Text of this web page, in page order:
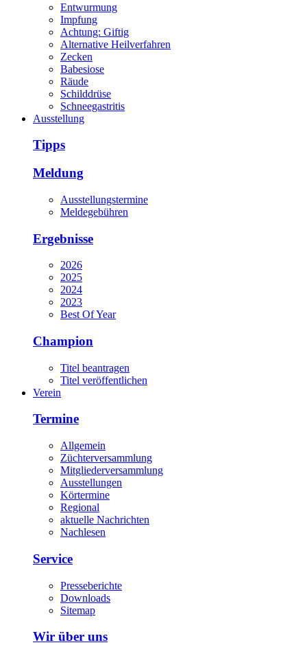
Entwurmung
Impfung
Achtung: Giftig
Alternative Heilverfahren
Zecken
Babesiose
Räude
Schilddrüse
Schneegastritis
Ausstellung
Tipps
Meldung
Ausstellungstermine
Meldegebühren
Ergebnisse
2026
2025
2024
2023
Best Of Year
Champion
Titel beantragen
Titel veröffentlichen
Verein
Termine
Allgemein
Züchterversammlung
Mitgliederversammlung
Ausstellungen
Körtermine
Regional
aktuelle Nachrichten
Nachlesen
Service
Presseberichte
Downloads
Sitemap
Wir über uns